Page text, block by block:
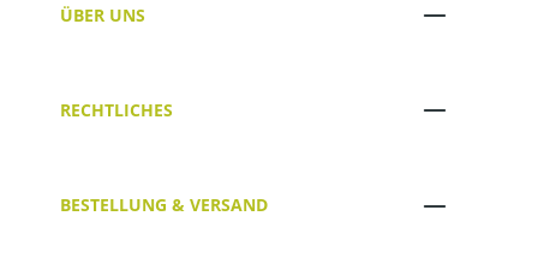
ÜBER UNS
RECHTLICHES
BESTELLUNG & VERSAND